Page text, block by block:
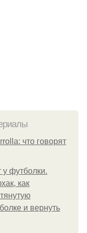
что говорят
у футболки.
как
и вернуть